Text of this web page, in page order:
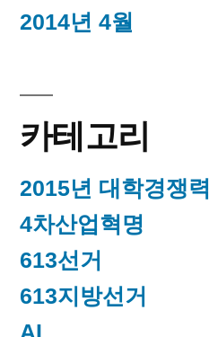
2014년 4월
카테고리
2015년 대학경쟁력
4차산업혁명
613선거
613지방선거